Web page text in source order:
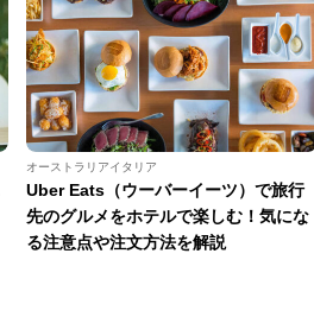
オーストラリアイタリア
Uber Eats（ウーバーイーツ）で旅行
先のグルメをホテルで楽しむ！気にな
る注意点や注文方法を解説